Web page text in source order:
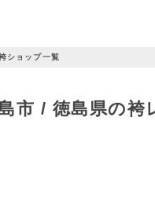
ショップ一覧
市 / 徳島県の袴